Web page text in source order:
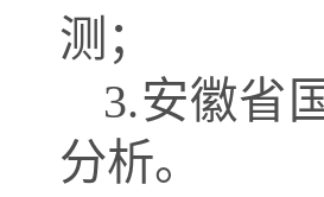
测；
3.安徽省
分析。